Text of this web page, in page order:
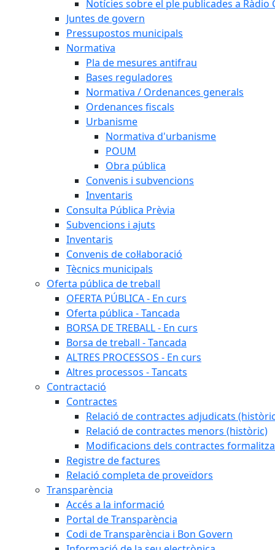
Notícies sobre el ple publicades a Ràdio
Juntes de govern
Pressupostos municipals
Normativa
Pla de mesures antifrau
Bases reguladores
Normativa / Ordenances generals
Ordenances fiscals
Urbanisme
Normativa d'urbanisme
POUM
Obra pública
Convenis i subvencions
Inventaris
Consulta Pública Prèvia
Subvencions i ajuts
Inventaris
Convenis de col·laboració
Tècnics municipals
Oferta pública de treball
OFERTA PÚBLICA - En curs
Oferta pública - Tancada
BORSA DE TREBALL - En curs
Borsa de treball - Tancada
ALTRES PROCESSOS - En curs
Altres processos - Tancats
Contractació
Contractes
Relació de contractes adjudicats
Relació de contractes menors (històric)
Modificacions dels contractes
Registre de factures
Relació completa de proveïdors
Transparència
Accés a la informació
Portal de Transparència
Codi de Transparència i Bon Govern